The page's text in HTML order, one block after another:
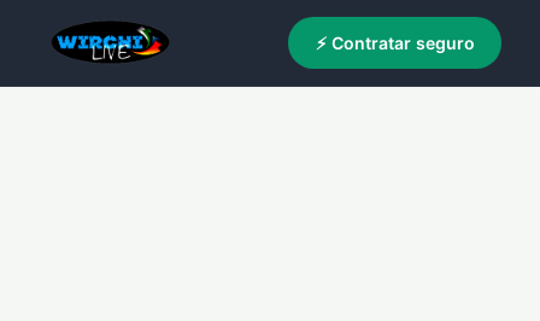
⚡ Contratar seguro